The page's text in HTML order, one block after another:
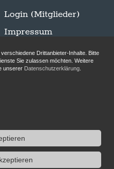
Login (Mitglieder)
Impressum
Datenschutzerklärung
Instagram
Drittanbieter-Inhalte. Bitte
Sie zulassen möchten. Weitere
unserer Datenschutzerklärung.